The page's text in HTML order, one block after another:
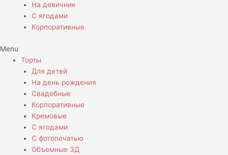
На девичник
С ягодами
Корпоративные
Menu
Торты
Для детей
На день рождения
Свадебные
Корпоративные
Кремовые
С ягодами
С фотопечатью
Объемные 3Д